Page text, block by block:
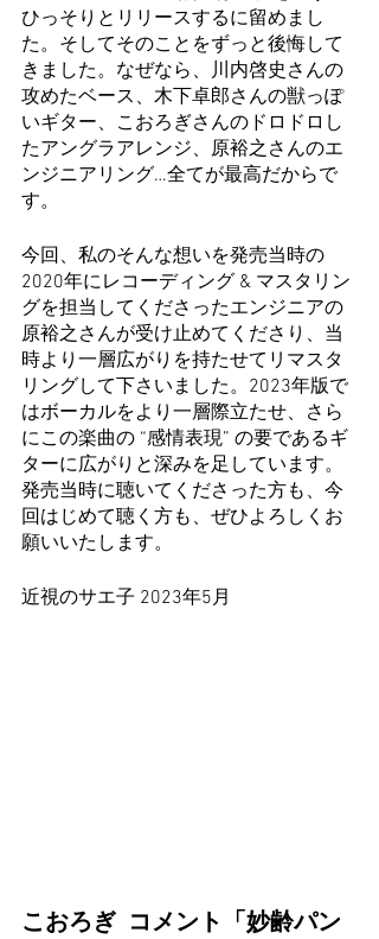
ひっそりとリリースするに留めまし
た。そしてそのことをずっと後悔して
きました。なぜなら、川内啓史さんの
攻めたベース、木下卓郎さんの獣っぽ
いギター、こおろぎさんのドロドロし
たアングラアレンジ、原裕之さんのエ
ンジニアリング…全てが最高だからで
す。
今回、私のそんな想いを発売当時の
2020年にレコーディング & マスタリン
グを担当してくださったエンジニアの
原裕之さんが受け止めてくださり、当
時より一層広がりを持たせてリマスタ
リングして下さいました。2023年版で
はボーカルをより一層際立たせ、さら
にこの楽曲の “感情表現” の要であるギ
ターに広がりと深みを足しています。
発売当時に聴いてくださった方も、今
回はじめて聴く方も、ぜひよろしくお
願いいたします。
近視のサエ子 2023年5月
こおろぎ  コメント「妙齢パン